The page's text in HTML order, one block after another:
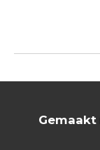
Gemaakt